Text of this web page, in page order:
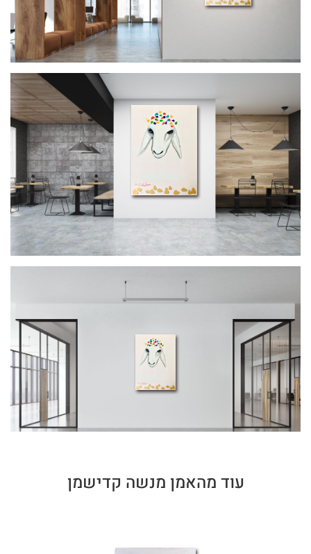
עוד מהאמן מנשה קדישמן